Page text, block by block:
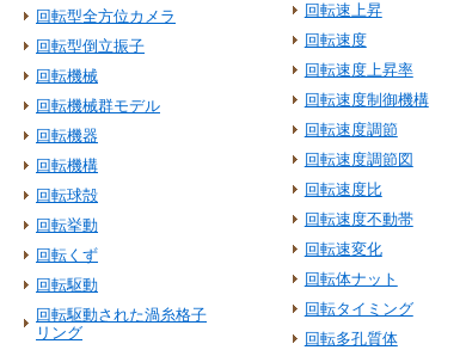
回転型全方位カメラ
回転型倒立振子
回転機械
回転機械群モデル
回転機器
回転機構
回転球殻
回転挙動
回転くず
回転駆動
回転駆動された渦糸格子
リング
回転速上昇
回転速度
回転速度上昇率
回転速度制御機構
回転速度調節
回転速度調節図
回転速度比
回転速度不動帯
回転速変化
回転体ナット
回転タイミング
回転多孔質体